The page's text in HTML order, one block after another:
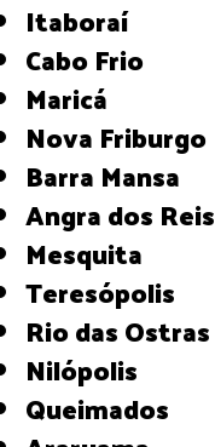
Itaboraí
Cabo Frio
Maricá
Nova Friburgo
Barra Mansa
Angra dos Reis
Mesquita
Teresópolis
Rio das Ostras
Nilópolis
Queimados